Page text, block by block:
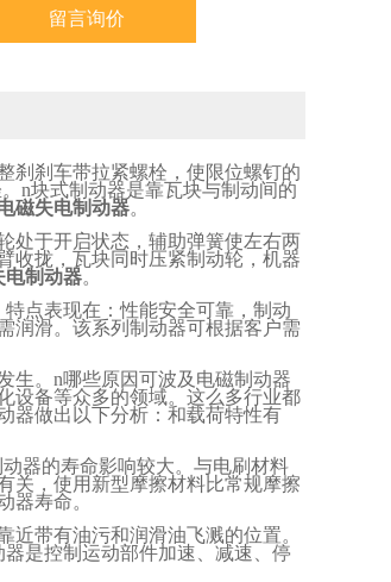
留言询价
刹刹车带拉紧螺栓，使限位螺钉的
n块式制动器是靠瓦块与制动间的
磁失电制动器。
处于开启状态，辅助弹簧使左右两
收拢，瓦块同时压紧制动轮，机器
电制动器。
特点表现在：性能安全可靠，制动
润滑。该系列制动器可根据客户需
生。 n哪些原因可波及电磁制动器
设备等众多的领域。这么多行业都
器做出以下分析：和载荷特性有
器的寿命影响较大。与电刷材料
关，使用新型摩擦材料比常规摩擦
器寿命。
带有油污和润滑油飞溅的位置。
器是控制运动部件加速、减速、停